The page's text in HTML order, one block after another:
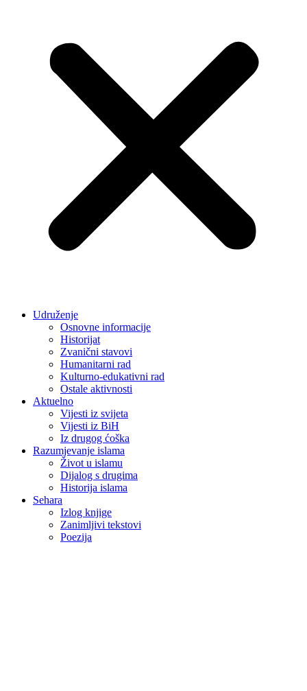
Udruženje
Osnovne informacije
Historijat
Zvanični stavovi
Humanitarni rad
Kulturno-edukativni rad
Ostale aktivnosti
Aktuelno
Vijesti iz svijeta
Vijesti iz BiH
Iz drugog ćoška
Razumjevanje islama
Život u islamu
Dijalog s drugima
Historija islama
Sehara
Izlog knjige
Zanimljivi tekstovi
Poezija